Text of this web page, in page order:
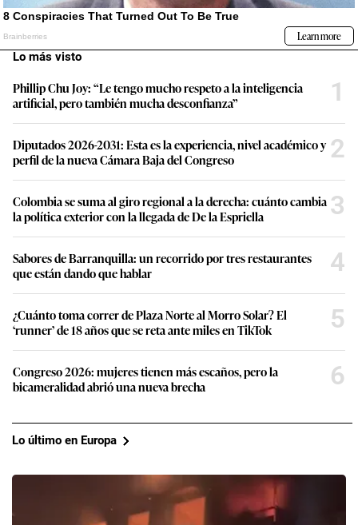
Lo más visto
Phillip Chu Joy: “Le tengo mucho respeto a la inteligencia
artificial, pero también mucha desconfianza”
1
Diputados 2026-2031: Esta es la experiencia, nivel académico y
perfil de la nueva Cámara Baja del Congreso
2
Colombia se suma al giro regional a la derecha: cuánto cambia
la política exterior con la llegada de De la Espriella
3
Sabores de Barranquilla: un recorrido por tres restaurantes
que están dando que hablar
4
¿Cuánto toma correr de Plaza Norte al Morro Solar? El
‘runner’ de 18 años que se reta ante miles en TikTok
5
Congreso 2026: mujeres tienen más escaños, pero la
bicameralidad abrió una nueva brecha
6
Lo último en Europa